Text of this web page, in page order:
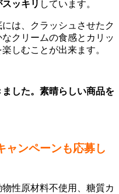
ッキリ しています。
は、クラッシュさせたク
クリームの食感とカリッ
しむことが出来ます。
した。素晴らしい商品を
ャンペーンも応募し
性原材料不使用、糖質カ